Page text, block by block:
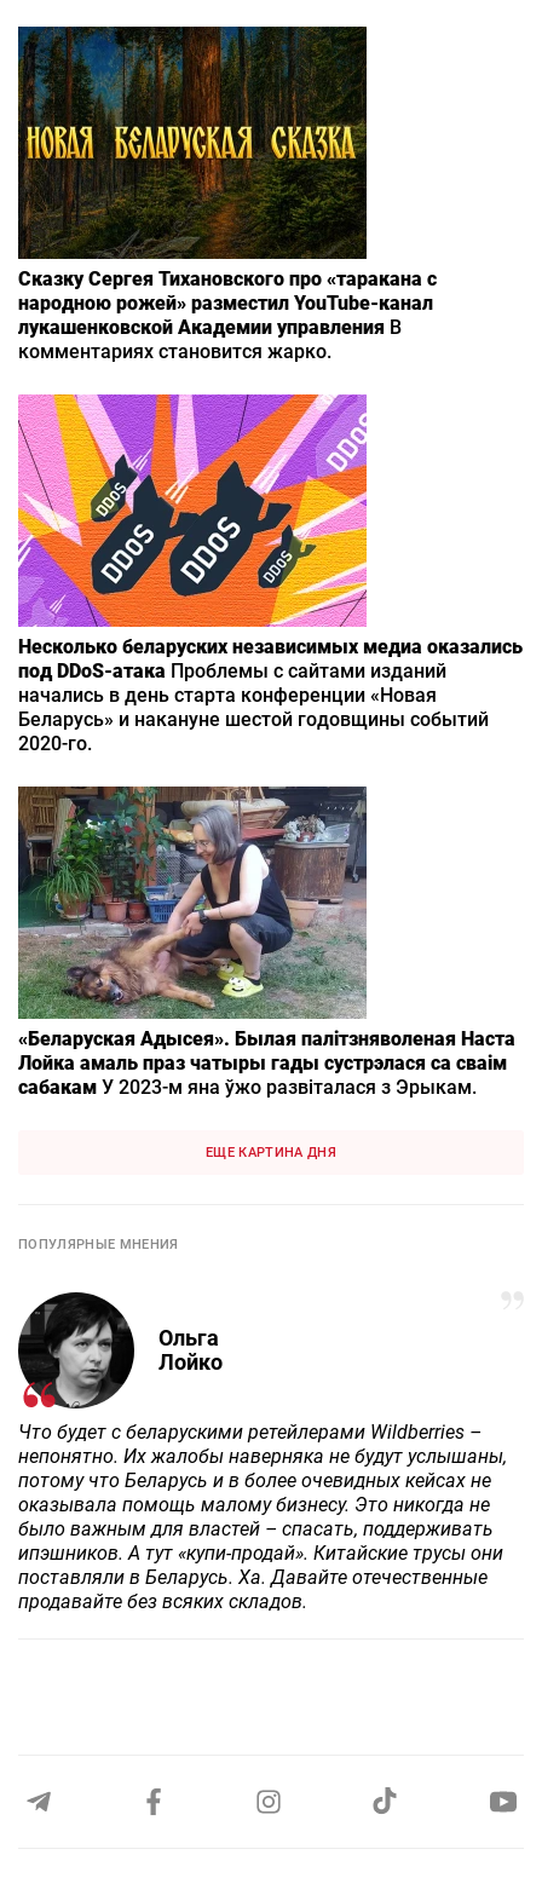
Сказку Сергея Тихановского про «таракана с
народною рожей» разместил YouTube-канал
лукашенковской Академии управления В
комментариях становится жарко.
Несколько беларуских независимых медиa оказались
под DDoS-атака Проблемы с сайтами изданий
начались в день старта конференции «Новая
Беларусь» и накануне шестой годовщины событий
2020-го.
«Беларуская Адысея». Былая палітзняволеная Наста
Лойка амаль праз чатыры гады сустрэлася са сваім
сабакам У 2023-м яна ўжо развіталася з Эрыкам.
ЕЩЕ КАРТИНА ДНЯ
ПОПУЛЯРНЫЕ МНЕНИЯ
Ольга
Лойко
Что будет с беларускими ретейлерами Wildberries –
непонятно. Их жалобы наверняка не будут услышаны,
потому что Беларусь и в более очевидных кейсах не
оказывала помощь малому бизнесу. Это никогда не
было важным для властей – спасать, поддерживать
ипэшников. А тут «купи-продай». Китайские трусы они
поставляли в Беларусь. Ха. Давайте отечественные
продавайте без всяких складов.